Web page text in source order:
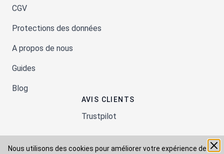
Nous utilisons des cookies pour améliorer votre expérience de
CGV
Protections des données
A propos de nous
Guides
Blog
AVIS CLIENTS
Trustpilot